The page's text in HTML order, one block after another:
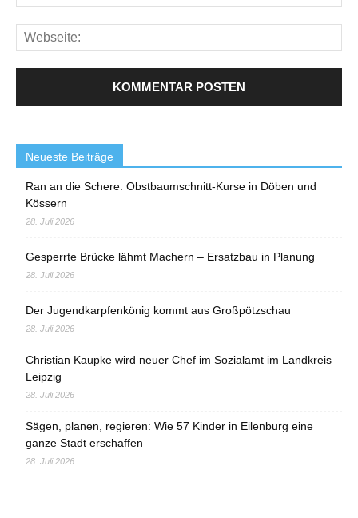
Neueste Beiträge
Ran an die Schere: Obstbaumschnitt-Kurse in Döben und
Kössern
28. Juli 2026
Gesperrte Brücke lähmt Machern – Ersatzbau in Planung
28. Juli 2026
Der Jugendkarpfenkönig kommt aus Großpötzschau
28. Juli 2026
Christian Kaupke wird neuer Chef im Sozialamt im Landkreis
Leipzig
28. Juli 2026
Sägen, planen, regieren: Wie 57 Kinder in Eilenburg eine
ganze Stadt erschaffen
28. Juli 2026